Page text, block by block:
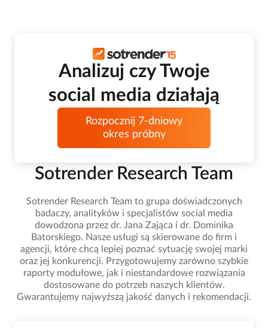
Analizuj czy Twoje
social media działają
Rozpocznij 7-dniowy
okres próbny
Sotrender Research Team
Sotrender Research Team to grupa doświadczonych
badaczy, analityków i specjalistów social media
dowodzona przez dr. Jana Zająca i dr. Dominika
Batorskiego. Nasze usługi są skierowane do firm i
agencji, które chcą lepiej poznać sytuację swojej marki
oraz jej konkurencji. Przygotowujemy zarówno szybkie
raporty modułowe, jak i niestandardowe rozwiązania
dostosowane do potrzeb naszych klientów.
Gwarantujemy najwyższą jakość danych i rekomendacji.